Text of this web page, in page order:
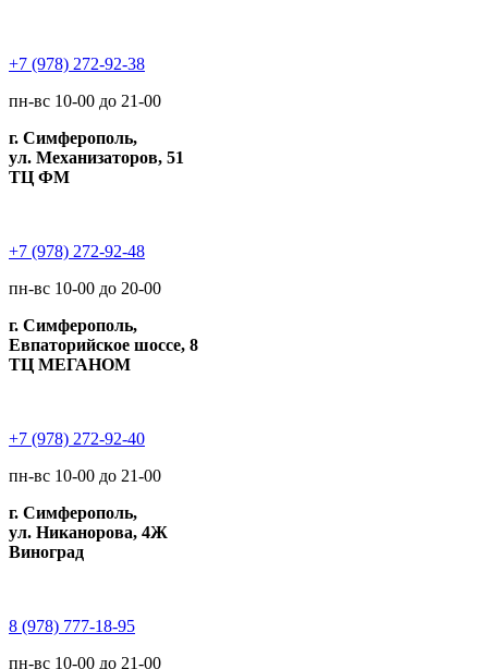
+7 (978) 272-92-38
пн-вс 10-00 до 21-00
г. Симферополь,
ул. Механизаторов, 51
ТЦ ФМ
+7 (978) 272-92-48
пн-вс 10-00 до 20-00
г. Симферополь,
Евпаторийское шоссе, 8
ТЦ МЕГАНОМ
+7 (978) 272-92-40
пн-вс 10-00 до 21-00
г. Симферополь,
ул. Никанорова, 4Ж
Виноград
8 (978) 777-18-95
пн-вс 10-00 до 21-00